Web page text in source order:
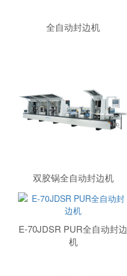
全自动封边机
双胶锅全自动封边机
E-70JDSR PUR全自动封边
机